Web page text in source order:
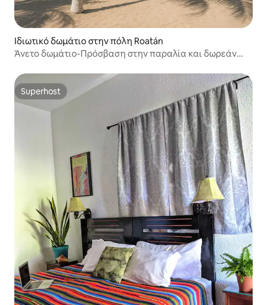
Ιδιωτικό δωμάτιο στην πόλη Roatán
Άνετο δωμάτιο-Πρόσβαση στην παραλία και δωρεάν
Superhost
Superhost